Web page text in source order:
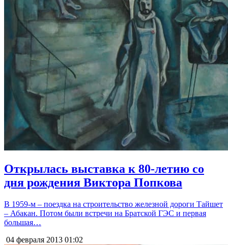
Открылась выставка к 80-летию со
дня рождения Виктора Попкова
В 1959-м – поездка на строительство железной дороги Тайшет
– Абакан. Потом были встречи на Братской ГЭС и первая
большая…
04 февраля 2013 01:02